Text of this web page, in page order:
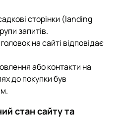
сторінки (landing
запитів.
на сайті відповідає
або контакти на
до покупки був
стан сайту та